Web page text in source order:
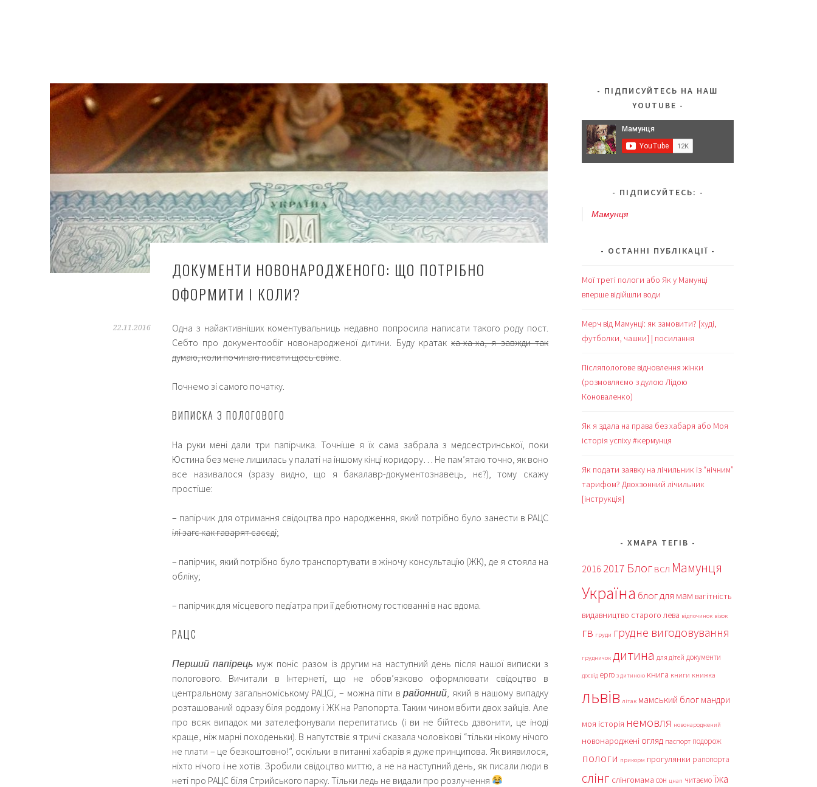
ДОКУМЕНТИ НОВОНАРОДЖЕНОГО: ЩО ПОТРІБНО
ОФОРМИТИ І КОЛИ?
22.11.2016
Одна з найактивніших коментувальниць недавно попросила написати такого роду пост.
Себто про документообіг новонародженої дитини. Буду кратакха-ха-ха, я завжди так
думаю, коли починаю писати щось свіже
Почнемо зі самого початку.
ВИПИСКА З ПОЛОГОВОГО
На руки мені дали три папірчика. Точніше я їх сама забрала з медсестринської, поки
Юстина без мене лишилась у палаті на іншому кінці коридору… Не пам’ятаю точно, як воно
все називалося (зразу видно, що я бакалавр-документознавець, нє?), тому скажу
простіше:
– папірчик для отримання свідоцтва про народження, який потрібно було занести в РАЦС
ілі загс как гаварят сасєді;
– папірчик, який потрібно було транспортувати в жіночу консультацію (ЖК), де я стояла на
обліку;
– папірчик для місцевого педіатра при її дебютному гостюванні в нас вдома.
РАЦС
Перший папірецьмуж поніс разом із другим на наступний день після нашої виписки з
пологового. Вичитали в Інтернеті, що не обов’язково оформлювати свідоцтво в
центральному загальноміському РАЦСі, – можна піти врайонний , який в нашому випадку
розташований одразу біля роддому і ЖК на Рапопорта. Таким чином вбити двох зайців. Але
про всяк випадок ми зателефонували перепитатись (і ви не бійтесь дзвонити, це іноді
краще, ніж марні походеньки). В напутствіє я тричі сказала чоловікові “тільки нікому нічого
не плати – це безкоштовно!”, оскільки в питанні хабарів я дуже принципова. Як виявилося,
ніхто нічого і не хотів. Зробили свідоцтво миттю, а не на наступний день, як писали люди в
неті про РАЦС біля Стрийського парку. Тільки ледь не видали про розлучення
ПІДПИСУЙТЕСЬ НА НАШ
YOUTUBE
ПІДПИСУЙТЕСЬ:
Мамунця
ОСТАННІ ПУБЛІКАЦІЇ
Мої треті пологи або Як у Мамунці
вперше відійшли води
Мерч від Мамунці: як замовити? [худі,
футболки, чашки] | посилання
Післяпологове відновлення жінки
(розмовляємо з дулою Лідою
Коноваленко)
Як я здала на права без хабаря або Моя
історія успіху #кермунця
Як подати заявку на лічильник із “нічним”
тарифом? Двохзонний лічильник
[інструкція]
ХМАРА ТЕГІВ
2016 2017 Блог ВСЛ Мамунця
Україна блог для мам вагітність
видавництво старого лева відпочинок візок
гв груди грудне вигодовування
грудничок дитина для дітей документи
досвід ерго з дитиною книга книги книжка
львів літак мамський блог мандри
моя історія немовля новонароджений
новонароджені огляд паспорт подорож
пологи прикорм прогулянки рапопорта
слінг слінгомама сон цнап читаємоїжа